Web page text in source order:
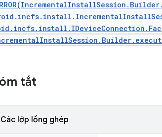
tắt
Các lớp lồng ghép